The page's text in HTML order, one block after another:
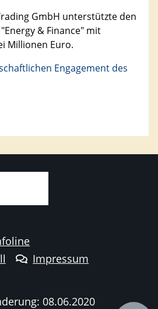
GmbH unterstützte den
& Finance" mit
Millionen Euro.
Engagement des
Impressum
08.06.2020